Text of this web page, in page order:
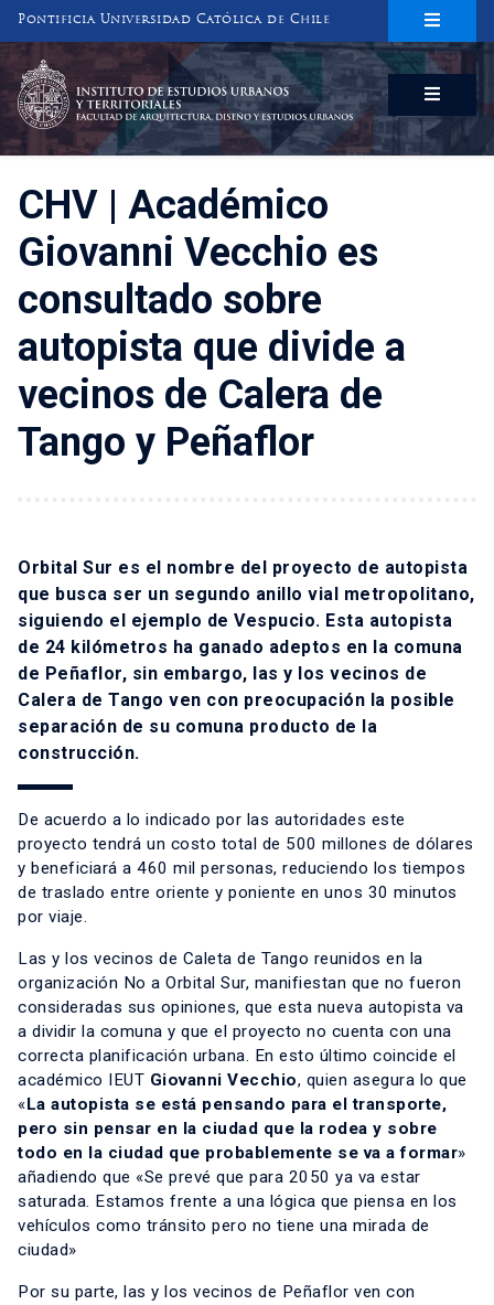
Pontificia Universidad Católica de Chile
INSTITUTO DE ESTUDIOS URBANOS
Y TERRITORIALES
FACULTAD DE ARQUITECTURA, DISEÑO Y ESTUDIOS URBANOS
CHV | Académico
Giovanni Vecchio es
consultado sobre
autopista que divide a
vecinos de Calera de
Tango y Peñaflor
Orbital Sur es el nombre del proyecto de autopista
que busca ser un segundo anillo vial metropolitano,
siguiendo el ejemplo de Vespucio. Esta autopista
de 24 kilómetros ha ganado adeptos en la comuna
de Peñaflor, sin embargo, las y los vecinos de
Calera de Tango ven con preocupación la posible
separación de su comuna producto de la
construcción.
De acuerdo a lo indicado por las autoridades este
proyecto tendrá un costo total de 500 millones de dólares
y beneficiará a 460 mil personas, reduciendo los tiempos
de traslado entre oriente y poniente en unos 30 minutos
por viaje.
Las y los vecinos de Caleta de Tango reunidos en la
organización No a Orbital Sur, manifiestan que no fueron
consideradas sus opiniones, que esta nueva autopista va
a dividir la comuna y que el proyecto no cuenta con una
correcta planificación urbana. En esto último coincide el
académico IEUT Giovanni Vecchio, quien asegura lo que
«La autopista se está pensando para el transporte,
pero sin pensar en la ciudad que la rodea y sobre
todo en la ciudad que probablemente se va a formar»
añadiendo que «Se prevé que para 2050 ya va estar
saturada. Estamos frente a una lógica que piensa en los
vehículos como tránsito pero no tiene una mirada de
ciudad»
Por su parte, las y los vecinos de Peñaflor ven con